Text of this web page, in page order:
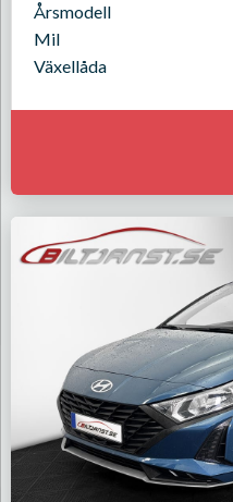
Årsmodell
Mil
Växellåda